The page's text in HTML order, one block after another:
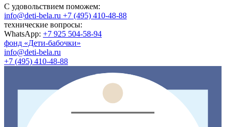
С удовольствием поможем:
info@deti-bela.ru +7 (495) 410-48-88
технические вопросы:
WhatsApp: +7 925 504-58-94
фонд «Дети-бабочки»
info@deti-bela.ru
+7 (495) 410-48-88